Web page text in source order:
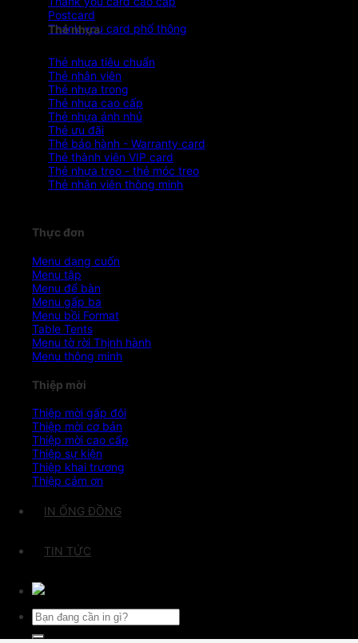
Postcard
Thank you card phổ thông
Thẻ nhựa
Thẻ nhựa tiêu chuẩn
Thẻ nhân viên
Thẻ nhựa trong
Thẻ nhựa cao cấp
Thẻ nhựa ánh nhủ
Thẻ ưu đãi
Thẻ bảo hành - Warranty card
Thẻ thành viên VIP card
Thẻ nhựa treo - thẻ móc treo
Thẻ nhân viên thông minh
Thực đơn
Menu dạng cuốn
Menu tập
Menu để bàn
Menu gấp ba
Menu bồi Format
Table Tents
Menu tờ rời
Menu thông minh
Thiệp mời
Thiệp mời gấp đôi
Thiệp mời cơ bản
Thiệp mời cao cấp
Thiệp sự kiện
Thiệp khai trương
Thiệp cảm ơn
IN ỐNG ĐỒNG
TIN TỨC
Tìm
kiếm: